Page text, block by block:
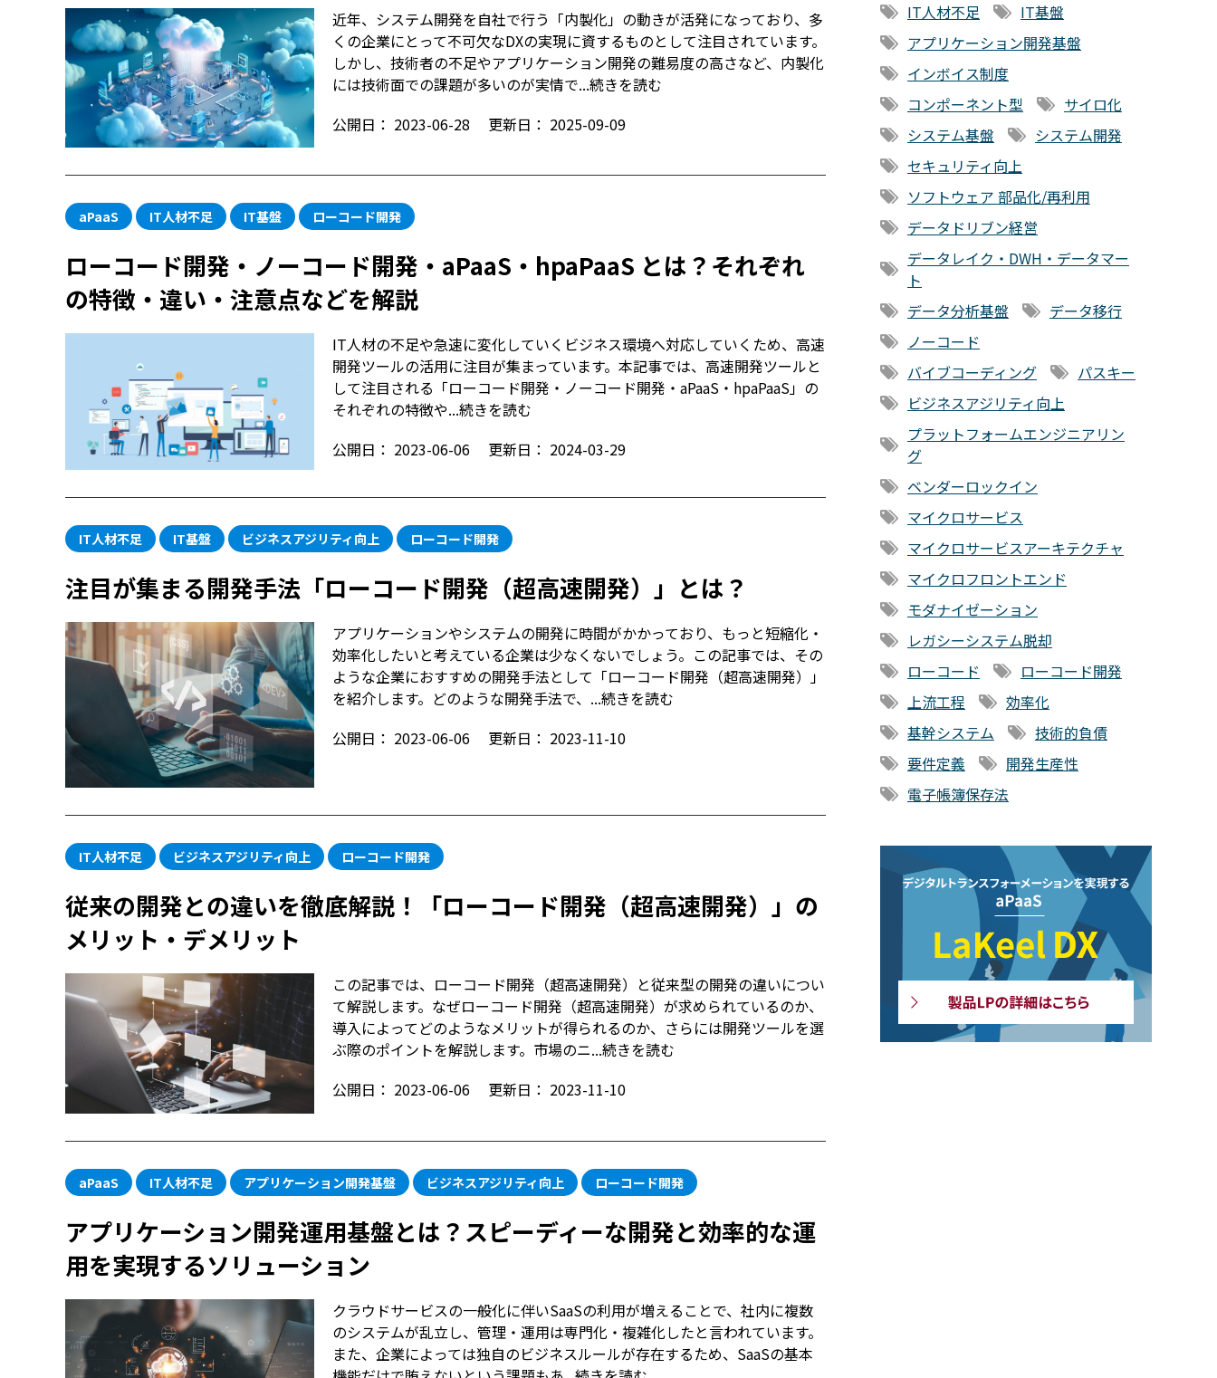
近年、システム開発を自社で行う「内製化」の動きが活発になっており、多
くの企業にとって不可欠なDXの実現に資するものとして注目されています。
しかし、技術者の不足やアプリケーション開発の難易度の高さなど、内製化
には技術面での課題が多いのが実情で...続きを読む
公開日： 2023-06-28 更新日： 2025-09-09
aPaaS IT人材不足 IT基盤 ローコード開発
ローコード開発・ノーコード開発・aPaaS・hpaPaaS とは？それぞれ
の特徴・違い・注意点などを解説
IT人材の不足や急速に変化していくビジネス環境へ対応していくため、高速
開発ツールの活用に注目が集まっています。本記事では、高速開発ツールと
して注目される「ローコード開発・ノーコード開発・aPaaS・hpaPaaS」の
それぞれの特徴や...続きを読む
公開日： 2023-06-06 更新日： 2024-03-29
IT人材不足 IT基盤 ビジネスアジリティ向上 ローコード開発
注目が集まる開発手法「ローコード開発（超高速開発）」とは？
アプリケーションやシステムの開発に時間がかかっており、もっと短縮化・
効率化したいと考えている企業は少なくないでしょう。この記事では、その
ような企業におすすめの開発手法として「ローコード開発（超高速開発）」
を紹介します。どのような開発手法で、...続きを読む
公開日： 2023-06-06 更新日： 2023-11-10
IT人材不足 ビジネスアジリティ向上 ローコード開発
従来の開発との違いを徹底解説！「ローコード開発（超高速開発）」の
メリット・デメリット
この記事では、ローコード開発（超高速開発）と従来型の開発の違いについ
て解説します。なぜローコード開発（超高速開発）が求められているのか、
導入によってどのようなメリットが得られるのか、さらには開発ツールを選
ぶ際のポイントを解説します。市場のニ...続きを読む
公開日： 2023-06-06 更新日： 2023-11-10
aPaaS IT人材不足 アプリケーション開発基盤 ビジネスアジリティ向上 ローコード開発
アプリケーション開発運用基盤とは？スピーディーな開発と効率的な運
用を実現するソリューション
クラウドサービスの一般化に伴いSaaSの利用が増えることで、社内に複数
のシステムが乱立し、管理・運用は専門化・複雑化したと言われています。
また、企業によっては独自のビジネスルールが存在するため、SaaSの基本
IT人材不足
IT基盤
アプリケーション開発基盤
インボイス制度
コンポーネント型
サイロ化
システム基盤
システム開発
セキュリティ向上
ソフトウェア 部品化/再利用
データドリブン経営
データレイク・DWH・データマー
ト
データ分析基盤
データ移行
ノーコード
バイブコーディング
パスキー
ビジネスアジリティ向上
プラットフォームエンジニアリン
グ
ベンダーロックイン
マイクロサービス
マイクロサービスアーキテクチャ
マイクロフロントエンド
モダナイゼーション
レガシーシステム脱却
ローコード
ローコード開発
上流工程
効率化
基幹システム
技術的負債
要件定義
開発生産性
電子帳簿保存法